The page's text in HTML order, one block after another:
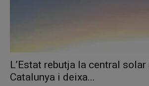
L’Estat rebutja la central
Catalunya i deixa...